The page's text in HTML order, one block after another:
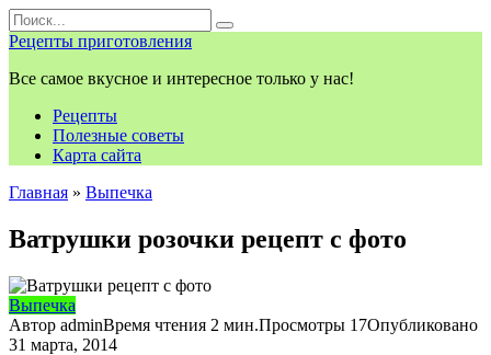
Перейти
к
контенту
Search
for:
Рецепты приготовления
Все самое вкусное и интересное только у нас!
Рецепты
Полезные советы
Карта сайта
Главная » Выпечка
Ватрушки розочки рецепт с фото
Выпечка
Автор adminВремя чтения 2 мин.Просмотры 17Опубликовано
31 марта, 2014